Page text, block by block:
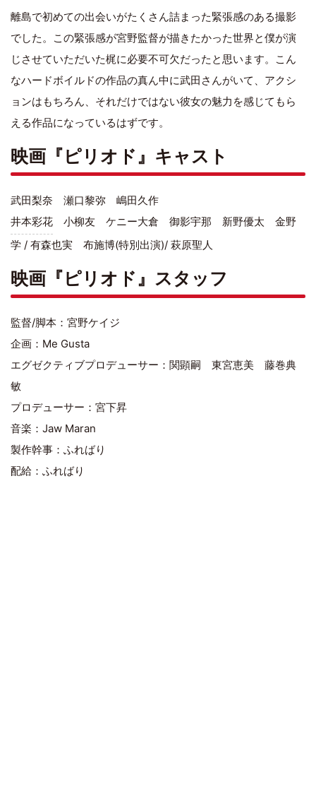
離島で初めての出会いがたくさん詰まった緊張感のある撮影
でした。この緊張感が宮野監督が描きたかった世界と僕が演
じさせていただいた梶に必要不可欠だったと思います。こん
なハードボイルドの作品の真ん中に武田さんがいて、アクシ
ョンはもちろん、それだけではない彼女の魅力を感じてもら
える作品になっているはずです。
映画『ピリオド』キャスト
武田梨奈 瀬口黎弥 嶋田久作
井本彩花 小柳友 ケニー大倉 御影宇那 新野優太 金野
学 / 有森也実 布施博(特別出演)/ 萩原聖人
映画『ピリオド』スタッフ
監督/脚本：宮野ケイジ
企画：Me Gusta
エグゼクティブプロデューサー：関顕嗣 東宮恵美 藤巻典
敏
プロデューサー：宮下昇
音楽：Jaw Maran
製作幹事：ふればり
配給：ふればり